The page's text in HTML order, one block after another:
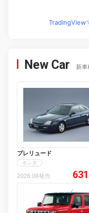
TradingView
New Car 新車
プレリュード
ホンダ
2026.08発売 631